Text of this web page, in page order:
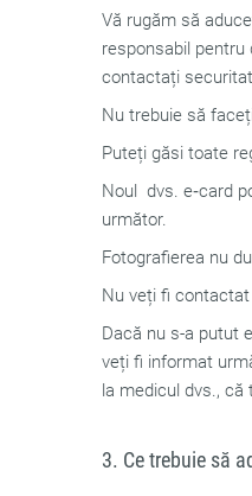
Vă rugăm să
responsabil
contactați
Nu trebuie să
Puteți găsi toate
Noul dvs. e‑card
următor.
Fotografierea nu
Nu veți fi
Dacă nu s-a putut
veți fi informat
la medicul dvs.,
3. Ce trebuie să